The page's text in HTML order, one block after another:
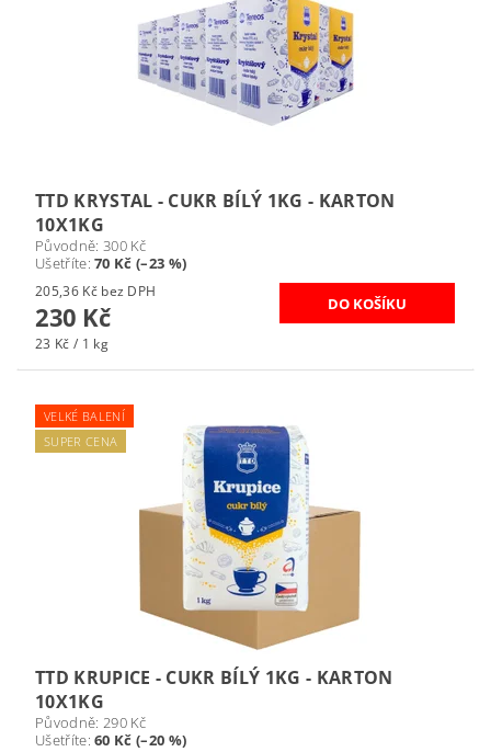
TTD KRYSTAL - CUKR BÍLÝ 1KG - KARTON
10X1KG
Původně: 300 Kč
Ušetříte:70 Kč (–23 %)
205,36 Kč bez DPH
230 Kč
23 Kč / 1 kg
VELKÉ BALENÍ
SUPER CENA
TTD KRUPICE - CUKR BÍLÝ 1KG - KARTON
10X1KG
Původně: 290 Kč
Ušetříte:60 Kč (–20 %)